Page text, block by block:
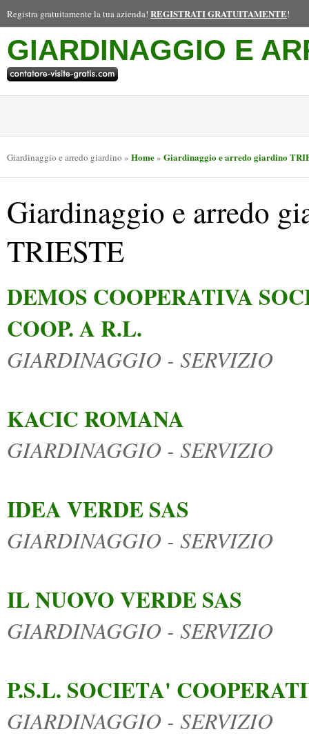
Registra gratuitamente la tua azienda! REGISTRATI GRATUITAMENTE!
GIARDINAGGIO E
Giardinaggio e arredo giardino » Home» Giardinaggio e arredo giardino
Giardinaggio e arredo
TRIESTE
DEMOS COOPERATIVA
COOP. A R.L.
GIARDINAGGIO - SERVIZIO
KACIC ROMANA
GIARDINAGGIO - SERVIZIO
IDEA VERDE SAS
GIARDINAGGIO - SERVIZIO
IL NUOVO VERDE SAS
GIARDINAGGIO - SERVIZIO
P.S.L. SOCIETA'
GIARDINAGGIO - SERVIZIO